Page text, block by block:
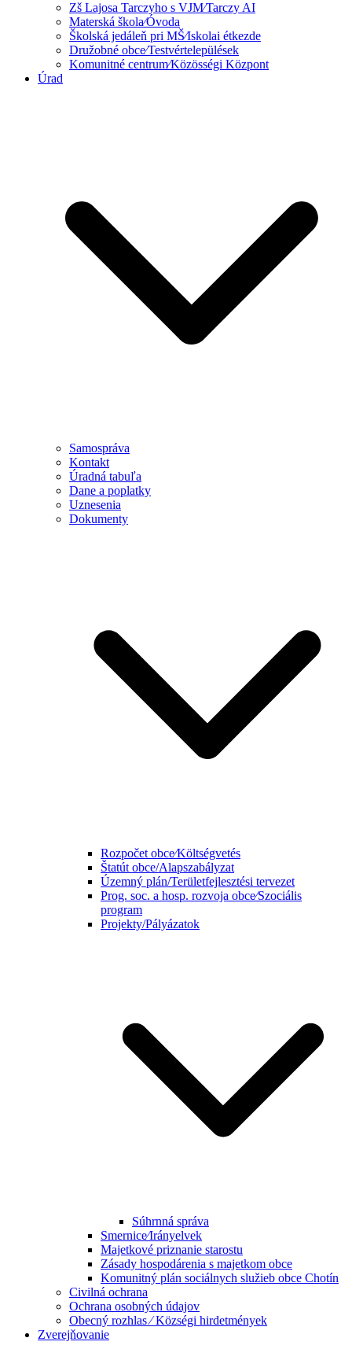
Zš Lajosa Tarczyho s VJM⁄Tarczy AI
Materská škola⁄Óvoda
Školská jedáleň pri MŠ⁄Iskolai étkezde
Družobné obce⁄Testvértelepülések
Komunitné centrum⁄Közösségi Központ
Úrad
Samospráva
Kontakt
Úradná tabuľa
Dane a poplatky
Uznesenia
Dokumenty
Rozpočet obce⁄Költségvetés
Štatút obce/Alapszabályzat
Územný plán/Területfejlesztési tervezet
Prog. soc. a hosp. rozvoja obce⁄Szociális
program
Projekty/Pályázatok
Súhrnná správa
Smernice⁄Irányelvek
Majetkové priznanie starostu
Zásady hospodárenia s majetkom obce
Komunitný plán sociálnych služieb obce Chotín
Civilná ochrana
Ochrana osobných údajov
Obecný rozhlas ⁄ Községi hirdetmények
Zverejňovanie